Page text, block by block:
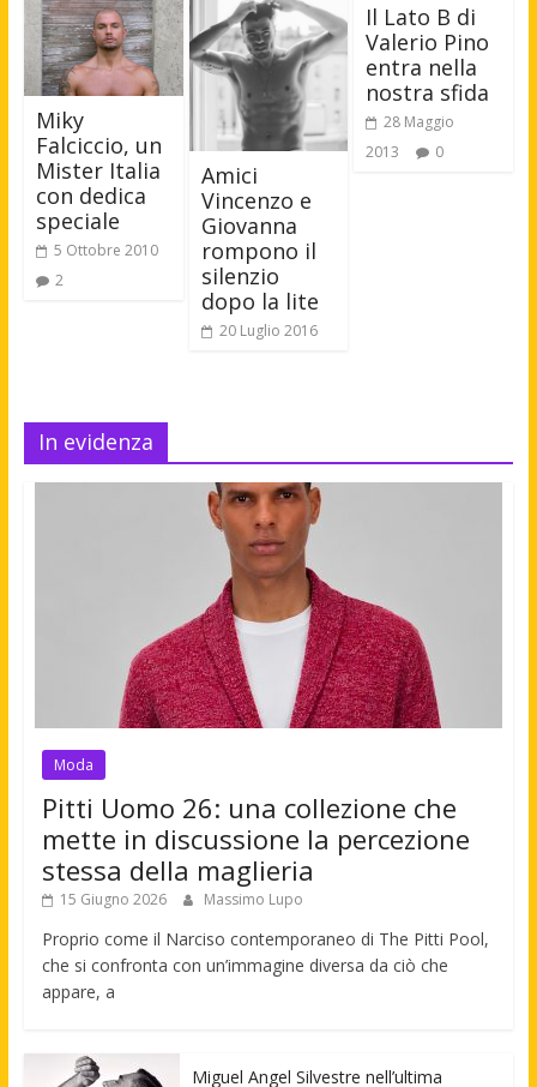
Miky
Falciccio, un
Mister Italia
con dedica
speciale
5 Ottobre 2010
2
Amici
Vincenzo e
Giovanna
rompono il
silenzio
dopo la lite
20 Luglio 2016
Il Lato B di
Valerio Pino
entra nella
nostra sfida
28 Maggio
2013
0
In evidenza
Moda
Pitti Uomo 26: una collezione che
mette in discussione la percezione
stessa della maglieria
15 Giugno 2026 Massimo Lupo
Proprio come il Narciso contemporaneo di The Pitti Pool,
che si confronta con un’immagine diversa da ciò che
appare, a
Miguel Angel Silvestre nell’ultima